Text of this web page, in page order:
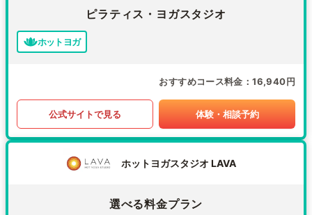
ピラティス・ヨガスタジオ
ホットヨガ
おすすめコース料金 16,940円
公式サイトで見る 体験・相談予約
ホットヨガスタジオ LAVA
選べる料金プラン